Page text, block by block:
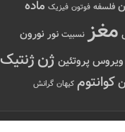
فلسفه فوتون فیزیک ماده
مغز نسبیت نور نورون
ویروس پروتئین ژنژنتیک
کوانتوم کیهان گرانش